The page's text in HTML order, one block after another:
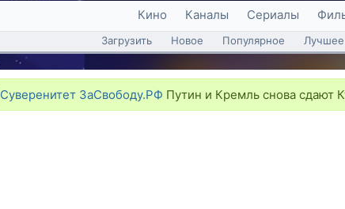
Кино Каналы Сериалы
Загрузить Новое Популярное Лучшее
Суверенитет ЗаСвободу.РФ Путин и Кремль снова сдают